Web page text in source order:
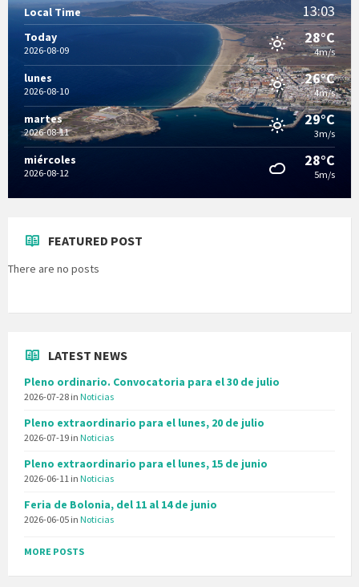
Local Time 13:03
Today
2026-08-09
28°C
4m/s
lunes
2026-08-10
26°C
4m/s
martes
2026-08-11
29°C
3m/s
miércoles
2026-08-12
28°C
5m/s
FEATURED POST
There are no posts
LATEST NEWS
Pleno ordinario. Convocatoria para el 30 de julio
2026-07-28 in Noticias
Pleno extraordinario para el lunes, 20 de julio
2026-07-19 in Noticias
Pleno extraordinario para el lunes, 15 de junio
2026-06-11 in Noticias
Feria de Bolonia, del 11 al 14 de junio
2026-06-05 in Noticias
MORE POSTS